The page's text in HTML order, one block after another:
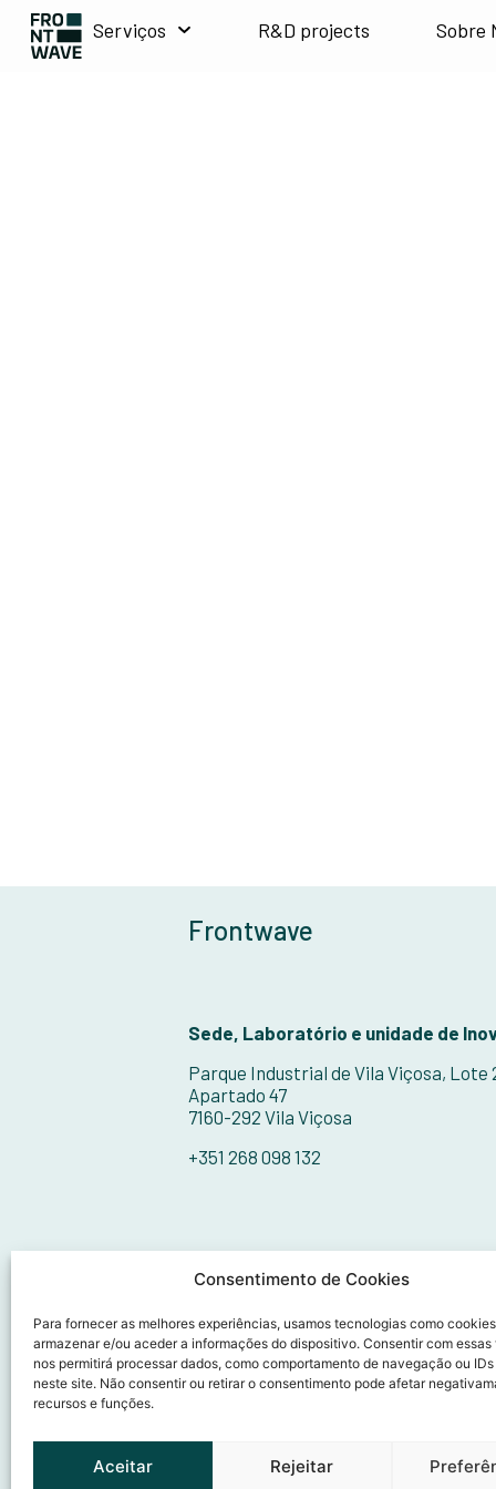
Consentimento de Cookies
Para fornecer as melhores experiências, usamos tecnologias como
armazenar e/ou aceder a informações do dispositivo. Consentir com
nos permitirá processar dados, como comportamento de navegação ou
neste site. Não consentir ou retirar o consentimento pode afetar
recursos e funções.
Aceitar Rejeitar
Serviços R&D projects Sobre
Frontwave
Sede, Laboratório e unidade de
Parque Industrial de Vila Viçosa, Lote
Apartado 47
7160-292 Vila Viçosa
+351 268 098 132